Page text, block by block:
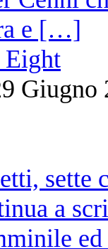
Eight
Giugno